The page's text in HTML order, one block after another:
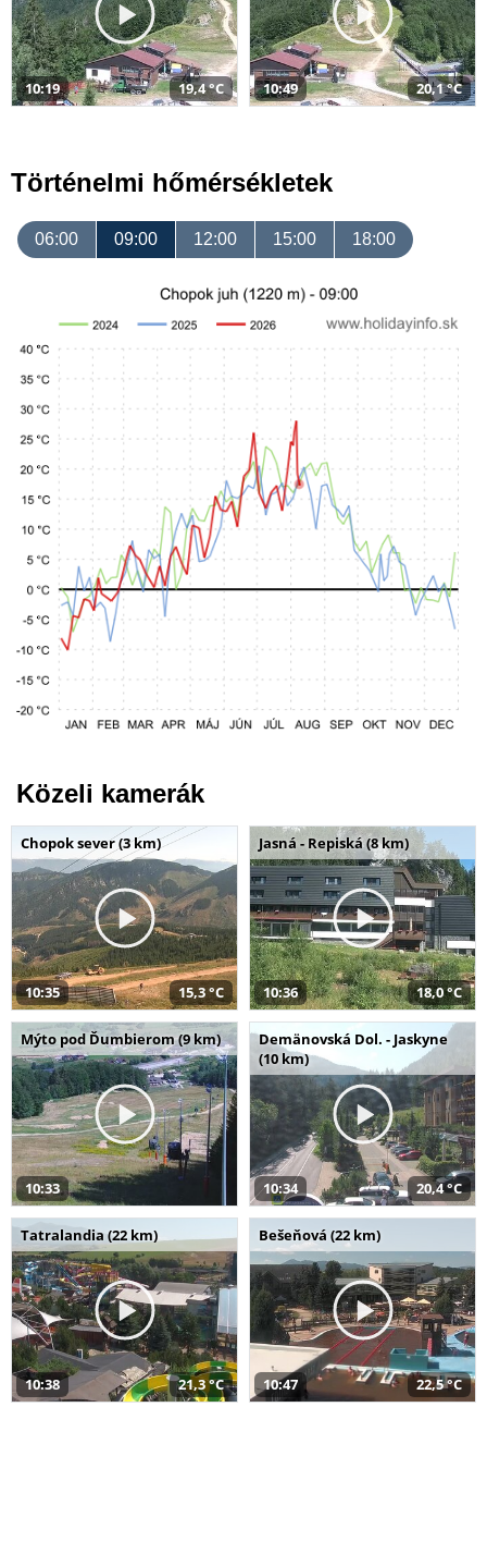
10:19 19,4 °C 10:49 20,1 °C
Történelmi hőmérsékletek
06:00 09:00 12:00 15:00 18:00
Közeli kamerák
Chopok sever (3 km)
10:35 15,3 °C
Jasná - Repiská (8 km)
10:36 18,0 °C
Mýto pod Ďumbierom (9 km)
10:33
Demänovská Dol. - Jaskyne
(10 km)
10:34 20,4 °C
Tatralandia (22 km)
10:38 21,3 °C
Bešeňová (22 km)
10:47 22,5 °C